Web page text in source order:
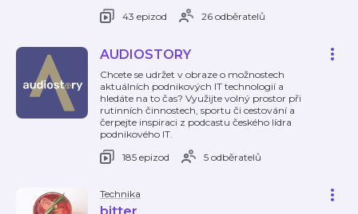
43 epizod
26 odběratelů
AUDIOSTORY
Chcete se udržet v obraze o možnostech
aktuálních podnikových IT technologií a
hledáte na to čas? Využijte volný prostor při
rutinních činnostech, sportu či cestování a
čerpejte inspiraci z podcastu českého lídra
podnikového IT.
185 epizod
5 odběratelů
Technika